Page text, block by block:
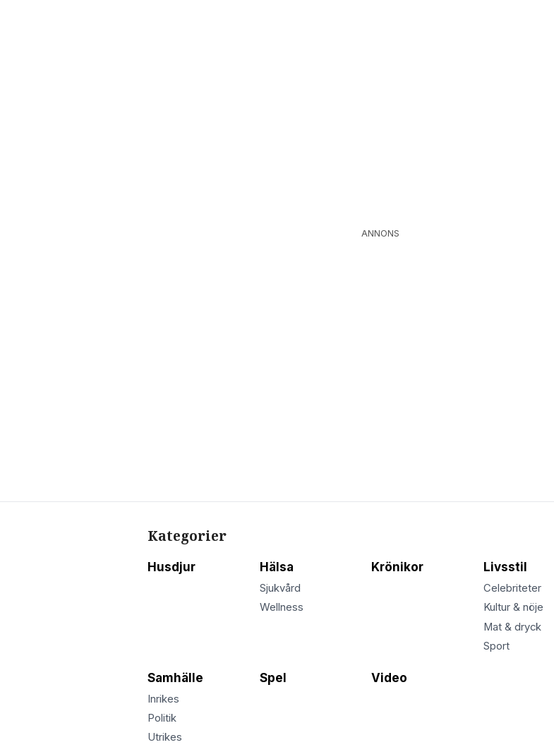
ANNONS
Kategorier
Husdjur Hälsa
Sjukvård
Wellness
Krönikor Livsstil
Celebriteter
Kultur & nöje
Mat & dryck
Sport
Samhälle
Inrikes
Politik
Utrikes
Spel Video